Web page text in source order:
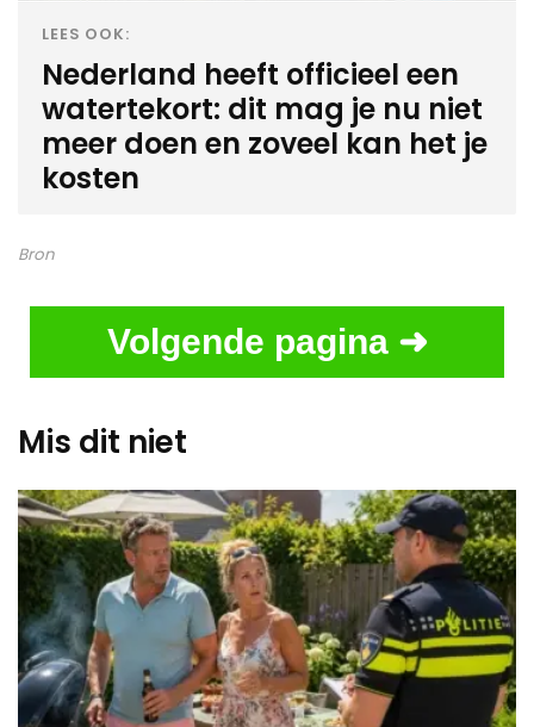
LEES OOK:
Nederland heeft officieel een
watertekort: dit mag je nu niet
meer doen en zoveel kan het je
kosten
Bron
Volgende pagina ➜
Mis dit niet